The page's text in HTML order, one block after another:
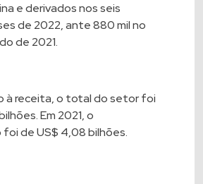
e derivados nos seis
de 2022, ante 880 mil no
de 2021.
à receita, o total do setor foi
Em 2021, o
de US$ 4,08 bilhões.